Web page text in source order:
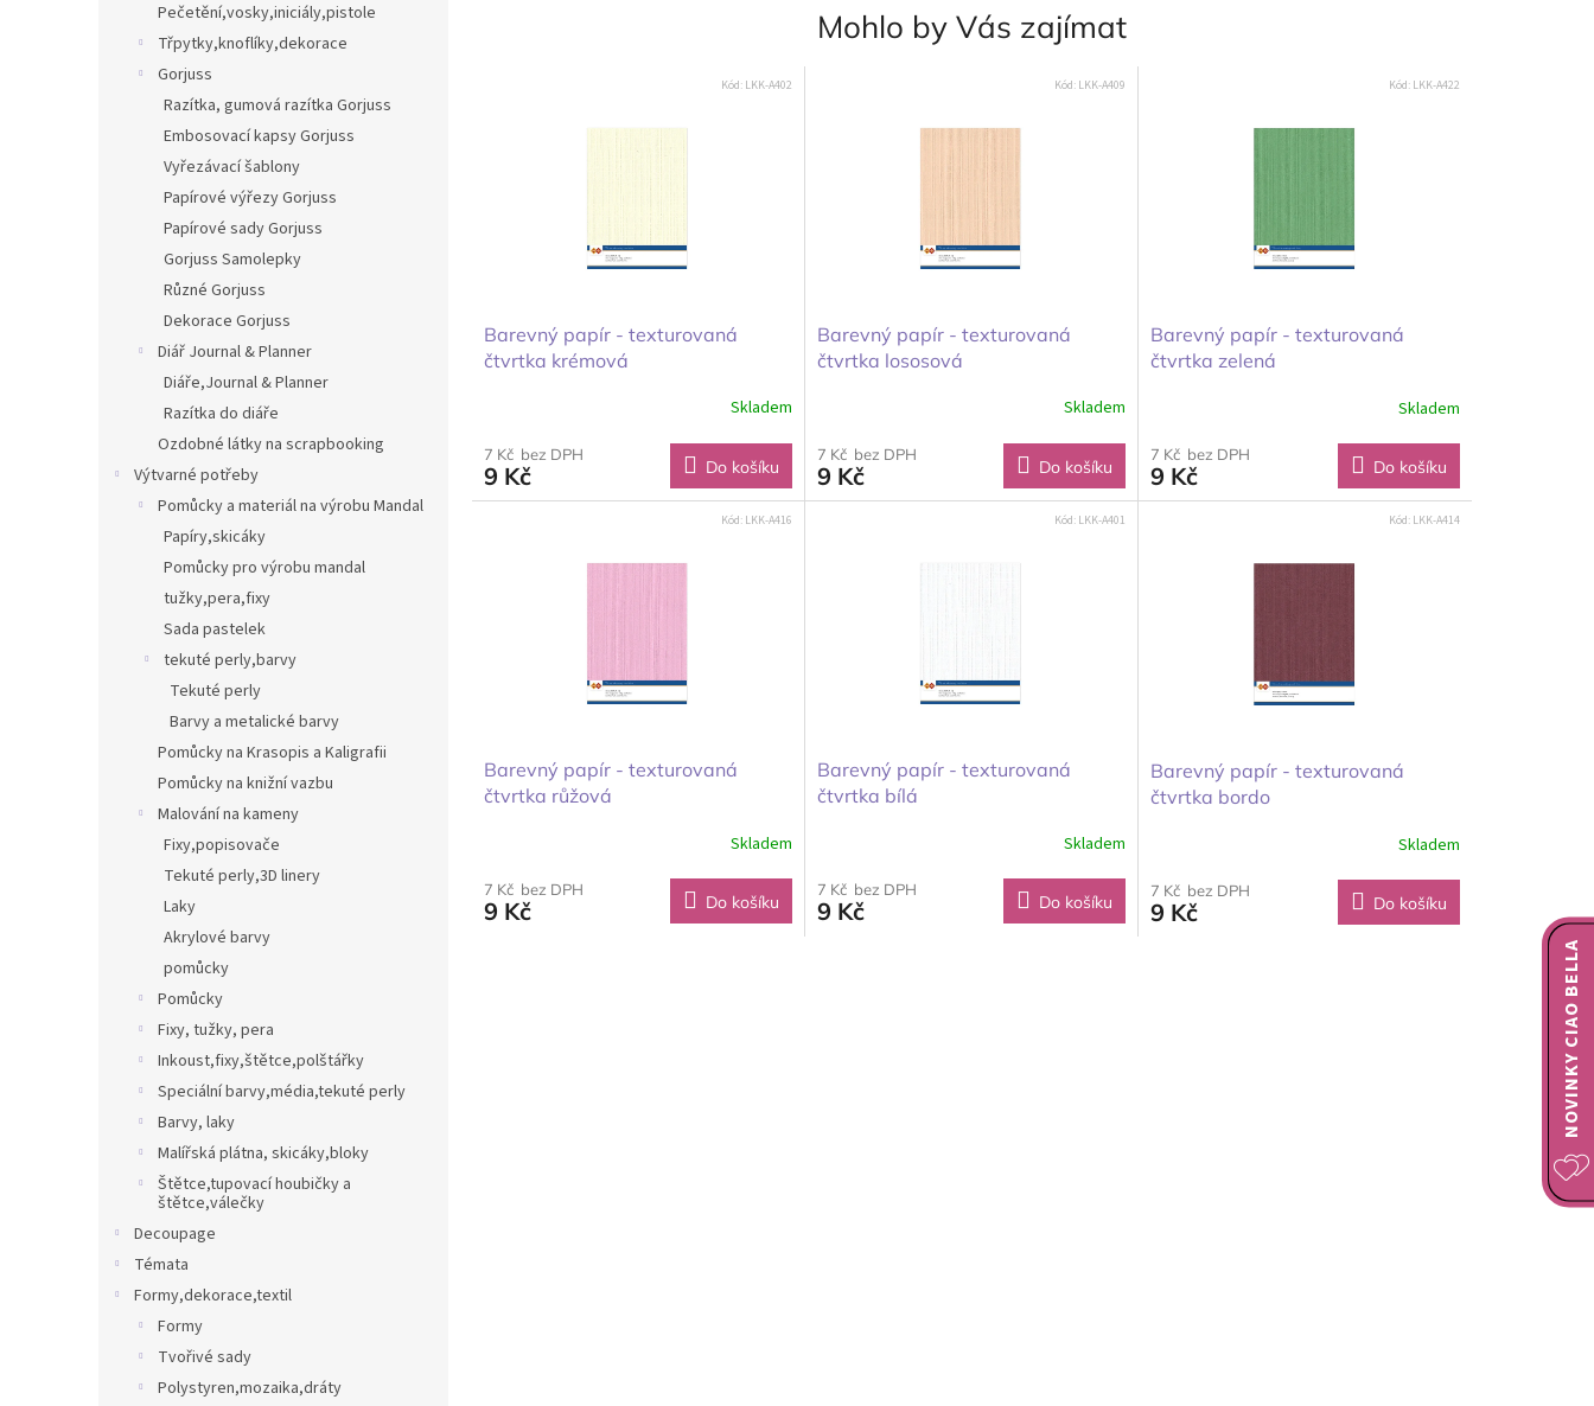
Pečetění,vosky,iniciály,pistole
Třpytky,knoflíky,dekorace
Gorjuss
Razítka, gumová razítka Gorjuss
Embosovací kapsy Gorjuss
Vyřezávací šablony
Papírové výřezy Gorjuss
Papírové sady Gorjuss
Gorjuss Samolepky
Různé Gorjuss
Dekorace Gorjuss
Diář Journal & Planner
Diáře,Journal & Planner
Razítka do diáře
Ozdobné látky na scrapbooking
Výtvarné potřeby
Pomůcky a materiál na výrobu Mandal
Papíry,skicáky
Pomůcky pro výrobu mandal
tužky,pera,fixy
Sada pastelek
tekuté perly,barvy
Tekuté perly
Barvy a metalické barvy
Pomůcky na Krasopis a Kaligrafii
Pomůcky na knižní vazbu
Malování na kameny
Fixy,popisovače
Tekuté perly,3D linery
Laky
Akrylové barvy
pomůcky
Pomůcky
Fixy, tužky, pera
Inkoust,fixy,štětce,polštářky
Speciální barvy,média,tekuté perly
Barvy, laky
Malířská plátna, skicáky,bloky
Štětce,tupovací houbičky a
štětce,válečky
Decoupage
Témata
Formy,dekorace,textil
Formy
Tvořivé sady
Polystyren,mozaika,dráty
Mohlo by Vás zajímat
Barevný papír - texturovaná
čtvrtka krémová
Skladem
7 Kč bez DPH
9 Kč Do košíku
Kód: LKK-A402
Barevný papír - texturovaná
čtvrtka lososová
Skladem
7 Kč bez DPH
9 Kč Do košíku
Kód: LKK-A409
Barevný papír - texturovaná
čtvrtka zelená
Skladem
7 Kč bez DPH
9 Kč Do košíku
Kód: LKK-A422
Barevný papír - texturovaná
čtvrtka růžová
Skladem
7 Kč bez DPH
9 Kč Do košíku
Kód: LKK-A416
Barevný papír - texturovaná
čtvrtka bílá
Skladem
7 Kč bez DPH
9 Kč Do košíku
Kód: LKK-A401
Barevný papír - texturovaná
čtvrtka bordo
Skladem
7 Kč bez DPH
9 Kč Do košíku
Kód: LKK-A414
NOVINKY CIAO BELLA